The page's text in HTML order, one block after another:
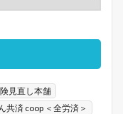
見直し本舗
共済 coop ＜全労済＞